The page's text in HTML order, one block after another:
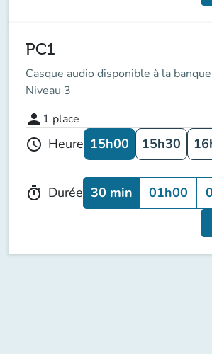
PC1
Casque audio disponible à la
Niveau 3
person 1 place
schedule Heure 15h00 15h30
timer Durée 30 min 01h00